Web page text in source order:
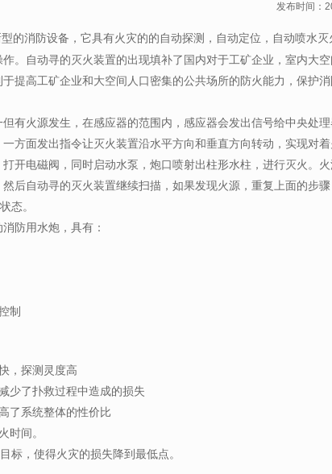
发布时间：
的消防设备，它具有火灾的的自动探测，自动定位，自动喷水灭
。自动寻的灭火装置的出现填补了国内对于工矿企业，室内大
提高工矿企业和大空间人口密集的公共场所的防火能力，保护
有火源发生，在感应器的范围内，感应器会发出信号给中央处理
方面发出指令让灭火装置沿水平方向和垂直方向转动，实现对
开电磁阀，同时启动水泵，炮口喷射出柱形水柱，进行灭火。
后自动寻的灭火装置继续扫描，如果发现火源，重复上面的步
态。
防用水炮，具有：
制
，探测灵度高
少了扑救过程中造成的损失
了系统整体的性价比
时间。
标，使得火灾的损失降到最低点。